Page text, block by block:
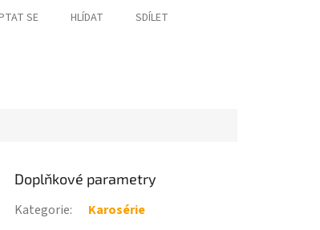
SE HLÍDAT SDÍLET
Doplňkové parametry
Kategorie: Karosérie